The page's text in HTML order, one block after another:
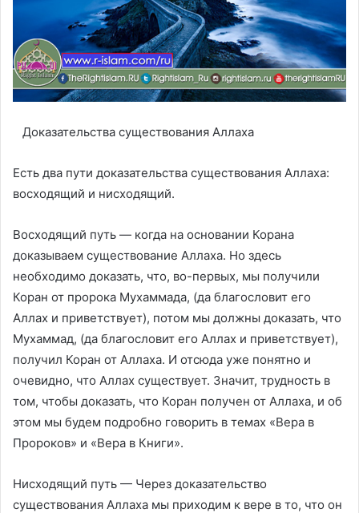
Доказательства существования Аллаха
Есть два пути доказательства существования Аллаха:
восходящий и нисходящий.
Восходящий путь — когда на основании Корана
доказываем существование Аллаха. Но здесь
необходимо доказать, что, во-первых, мы получили
Коран от пророка Мухаммада, (да благословит его
Аллах и приветствует), потом мы должны доказать, что
Мухаммад, (да благословит его Аллах и приветствует),
получил Коран от Аллаха. И отсюда уже понятно и
очевидно, что Аллах существует. Значит, трудность в
том, чтобы доказать, что Коран получен от Аллаха, и об
этом мы будем подробно говорить в темах «Вера в
Пророков» и «Вера в Книги».
Нисходящий путь — Через доказательство
существования Аллаха мы приходим к вере в то, что он